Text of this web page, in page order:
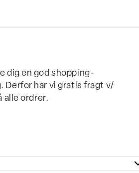
dig en god shopping-
Derfor har vi gratis fragt v/
alle ordrer.